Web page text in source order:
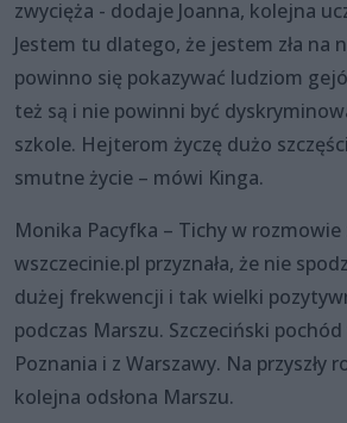
zwycięża - dodaje Joanna, kolejna
Jestem tu dlatego, że jestem zła na
powinno się pokazywać ludziom
też są i nie powinni być
szkole. Hejterom życzę dużo
smutne życie – mówi Kinga.
Monika Pacyfka – Tichy w rozmowie
wszczecinie.pl przyznała, że nie
dużej frekwencji i tak wielki
podczas Marszu. Szczeciński
Poznania i z Warszawy. Na przyszły
kolejna odsłona Marszu.